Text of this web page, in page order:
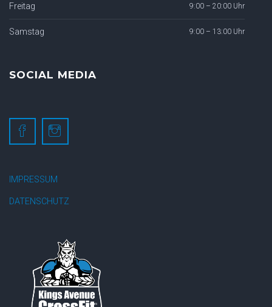
Freitag 9:00 – 20:00 Uhr
Samstag 9:00 – 13:00 Uhr
SOCIAL MEDIA
IMPRESSUM
DATENSCHUTZ